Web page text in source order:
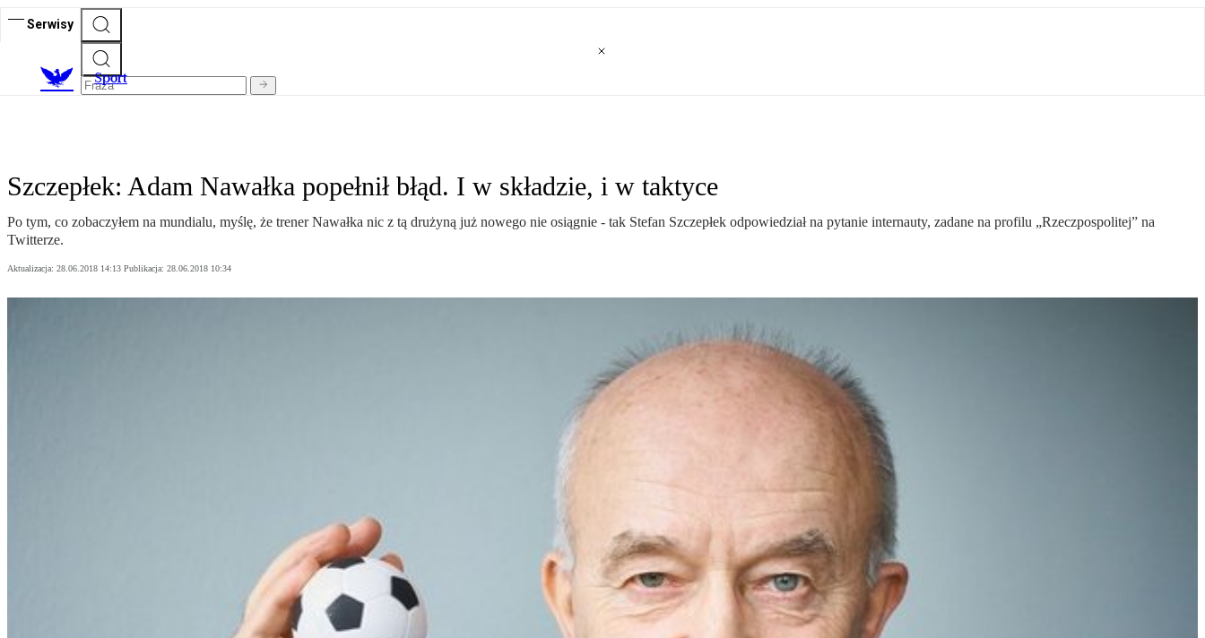
Serwisy
Sport
Szczepłek: Adam Nawałka popełnił błąd. I w składzie, i w taktyce
Po tym, co zobaczyłem na mundialu, myślę, że trener Nawałka nic z tą drużyną już nowego nie osiągnie - tak Stefan Szczepłek odpowiedział na pytanie internauty, zadane na profilu „Rzeczpospolitej” na
Twitterze.
Aktualizacja: 28.06.2018 14:13 Publikacja: 28.06.2018 10:34